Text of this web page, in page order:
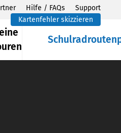
Hilfe / FAQs
Support
Kartenfehler skizzieren